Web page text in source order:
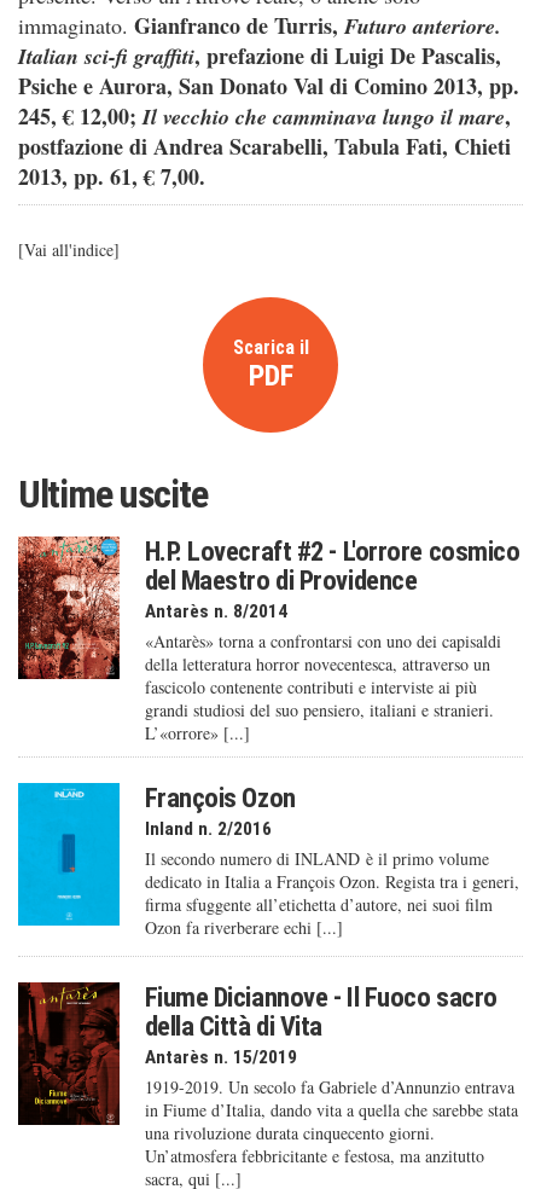
immaginato. Gianfranco de Turris, Futuro anteriore.
Italian sci-fi graffiti, prefazione di Luigi De Pascalis,
Psiche e Aurora, San Donato Val di Comino 2013, pp.
245, € 12,00;Il vecchio che camminava lungo il mare,
postfazione di Andrea Scarabelli, Tabula Fati, Chieti
2013, pp. 61, € 7,00.
[Vai all'indice]
Scarica il
PDF
Ultime uscite
H.P. Lovecraft #2 - L'orrore cosmico
del Maestro di Providence
Antarès n. 8/2014
«Antarès» torna a confrontarsi con uno dei capisaldi
della letteratura horror novecentesca, attraverso un
fascicolo contenente contributi e interviste ai più
grandi studiosi del suo pensiero, italiani e stranieri.
L’«orrore» [...]
François Ozon
Inland n. 2/2016
Il secondo numero di INLAND è il primo volume
dedicato in Italia a François Ozon. Regista tra i generi,
firma sfuggente all’etichetta d’autore, nei suoi film
Ozon fa riverberare echi [...]
Fiume Diciannove - Il Fuoco sacro
della Città di Vita
Antarès n. 15/2019
1919-2019. Un secolo fa Gabriele d’Annunzio entrava
in Fiume d’Italia, dando vita a quella che sarebbe stata
una rivoluzione durata cinquecento giorni.
Un’atmosfera febbricitante e festosa, ma anzitutto
sacra, qui [...]